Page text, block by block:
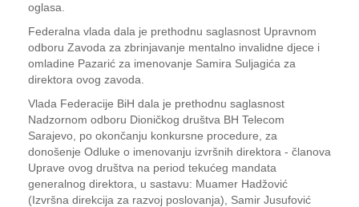
oglasa.
Federalna vlada dala je prethodnu saglasnost Upravnom
odboru Zavoda za zbrinjavanje mentalno invalidne djece i
omladine Pazarić za imenovanje Samira Suljagića za
direktora ovog zavoda.
Vlada Federacije BiH dala je prethodnu saglasnost
Nadzornom odboru Dioničkog društva BH Telecom
Sarajevo, po okončanju konkursne procedure, za
donošenje Odluke o imenovanju izvršnih direktora - članova
Uprave ovog društva na period tekućeg mandata
generalnog direktora, u sastavu: Muamer Hadžović
(Izvršna direkcija za razvoj poslovanja), Samir Jusufović